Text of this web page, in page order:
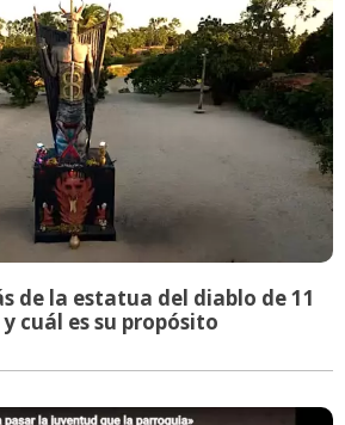
de la estatua del diablo de 11
cuál es su propósito